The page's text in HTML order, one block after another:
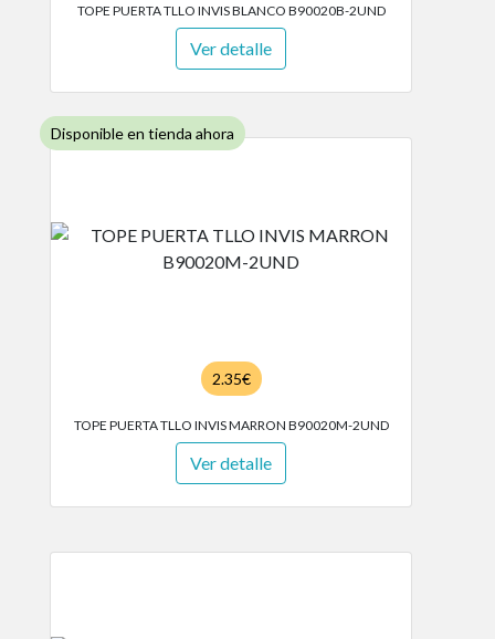
TOPE PUERTA TLLO INVIS BLANCO B90020B-2UND
Ver detalle
Disponible en tienda ahora
2.35€
TOPE PUERTA TLLO INVIS MARRON B90020M-2UND
Ver detalle